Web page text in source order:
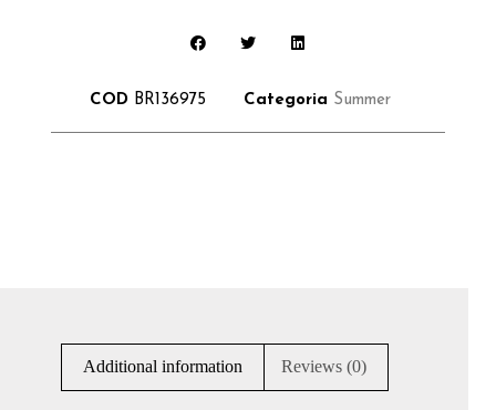
COD BR136975 Categoria Summer
Additional information Reviews (0)